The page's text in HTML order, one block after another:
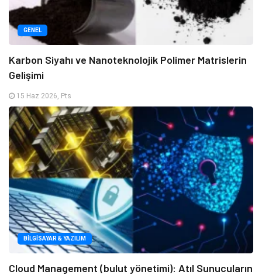
GENEL
Karbon Siyahı ve Nanoteknolojik Polimer Matrislerin
Gelişimi
15 Haz 2026, Pts
BILGISAYAR & YAZILIM
Cloud Management (bulut yönetimi): Atıl Sunucuların